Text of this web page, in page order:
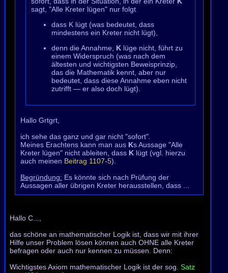
sagt, "Alle Kreter lügen" nur folgt
dass K lügt (was bedeutet, dass
mindestens ein Kreter nicht lügt),
denn die Annahme, K lüge nicht, führt zu
einem Widerspruch (was nach dem
ältesten und wichtigsten Beweisprinzip,
das die Mathematik kennt, aber nur
bedeutet, dass diese Annahme eben nicht
zutrifft — er also doch lügt).
Hallo Grtgrt,
ich sehe das ganz und gar nicht "sofort".
Meines Erachtens kann man aus Ks Aussage "Alle
Kreter lügen" nicht ableiten, dass K lügt (vgl. hierzu
auch meinen Beitrag 1107-5).
Begründung: Es könnte sich nach Prüfung der
Aussagen aller übrigen Kreter herausstellen, dass ...
Hallo C...,
das schöne an mathematischer Logik ist, dass wir mit ihrer
Hilfe unser Problem lösen können auch OHNE alle Kreter
befragen oder auch nur kennen zu müssen. Denn:
Wichtigstes Axiom mathematischer Logik ist der sog. Satz